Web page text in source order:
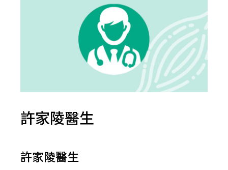
許家陵醫生
許家陵醫生